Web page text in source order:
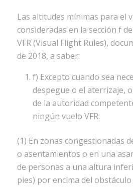
Las altitudes mínimas para el
consideradas en la sección f
VFR (Visual Flight Rules),
de 2018, a saber:
f) Excepto cuando sea
despegue o el aterrizaje,
de la autoridad
ningún vuelo VFR:
(1) En zonas congestionadas
o asentamientos o en una
de personas a una altura
pies) por encima del